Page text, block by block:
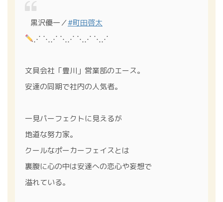
⠀黒沢優一／#町田啓太
⋰ ⋱⋰ ⋱⋰ ⋱⋰ ⋱⋰
文具会社「豊川」営業部のエース。
安達の同期で社内の人気者。
一見パーフェクトに見えるが
地道な努力家。
クールなポーカーフェイスとは
裏腹に心の中は安達への恋心や妄想で
溢れている。